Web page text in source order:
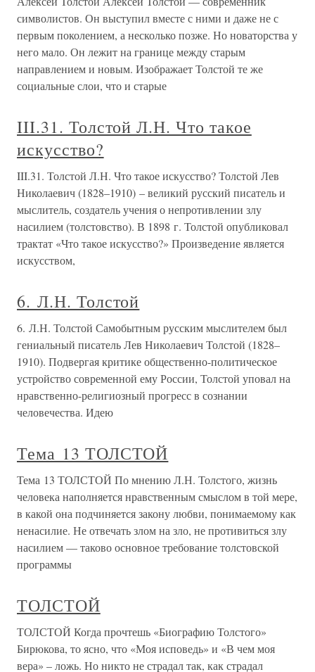
символистов. Он выступил вместе с ними и даже не с
первым поколением, а несколько позже. Но новаторства у
него мало. Он лежит на границе между старым
направлением и новым. Изображает Толстой те же
социальные слои, что и старые
III.31. Толстой Л.Н. Что такое
искусство?
III.31. Толстой Л.Н. Что такое искусство? Толстой Лев
Николаевич (1828–1910) – великий русский писатель и
мыслитель, создатель учения о непротивлении злу
насилием (толстовство). В 1898 г. Толстой опубликовал
трактат «Что такое искусство?» Произведение является
искусством,
6. Л.Н. Толстой
6. Л.Н. Толстой Самобытным русским мыслителем был
гениальный писатель Лев Николаевич Толстой (1828–
1910). Подвергая критике общественно-политическое
устройство современной ему России, Толстой уповал на
нравственно-религиозный прогресс в сознании
человечества. Идею
Тема 13 ТОЛСТОЙ
Тема 13 ТОЛСТОЙ По мнению Л.Н. Толстого, жизнь
человека наполняется нравственным смыслом в той мере,
в какой она подчиняется закону любви, понимаемому как
ненасилие. Не отвечать злом на зло, не противиться злу
насилием — таково основное требование толстовской
программы
ТОЛСТОЙ
ТОЛСТОЙ Когда прочтешь «Биографию Толстого»
Бирюкова, то ясно, что «Моя исповедь» и «В чем моя
вера» – ложь. Но никто не страдал так, как страдал